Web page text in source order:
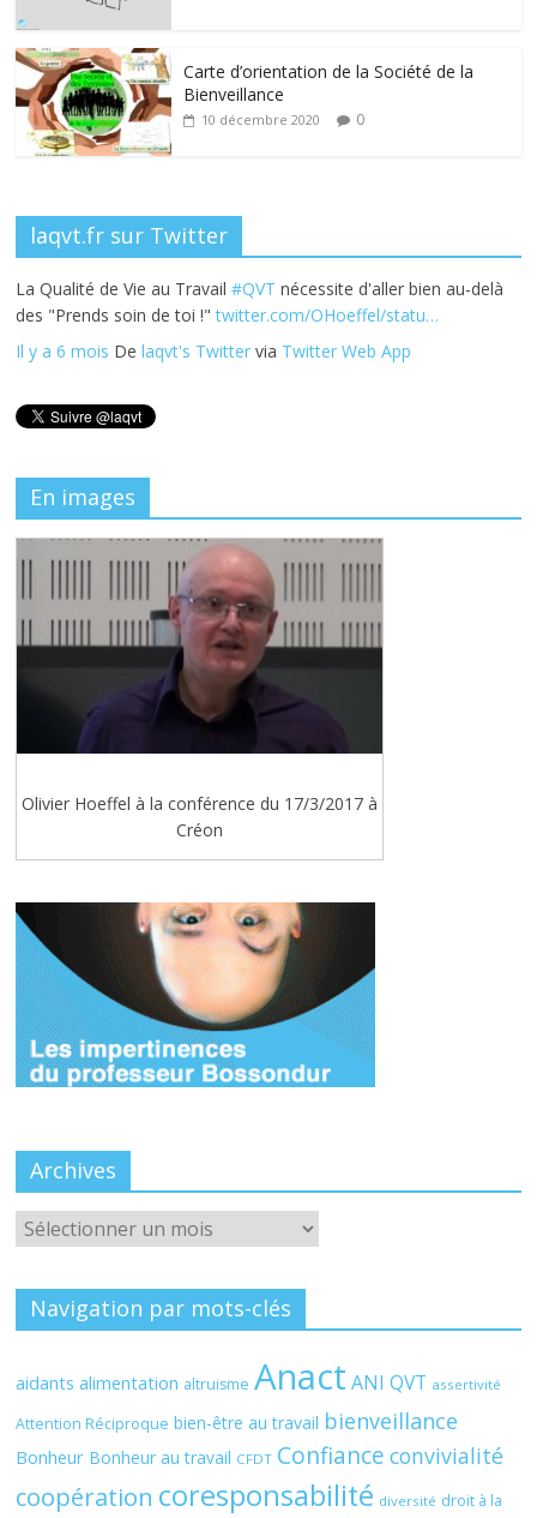
o
k
Carte d’orientation de la Société de la
Bienveillance
10 décembre 2020 0
laqvt.fr sur Twitter
La Qualité de Vie au Travail#QVT nécessite d'aller bien au-delà
des "Prends soin de toi !"twitter.com/OHoeffel/statu…
Il y a 6 mois Delaqvt's Twitter via Twitter Web App
En images
Olivier Hoeffel à la conférence du 17/3/2017 à
Créon
Archives
Archives
Navigation par mots-clés
aidants alimentation altruisme Anact ANI QVT assertivité
Attention Réciproque bien-être au travail bienveillance
Bonheur Bonheur au travail CFDT Confiance convivialité
coopération coresponsabilité diversité droit à la